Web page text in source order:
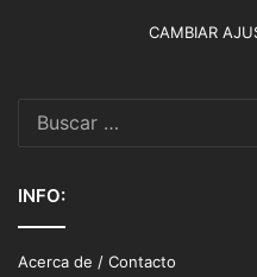
CAMBIAR
INFO:
Acerca de / Contacto